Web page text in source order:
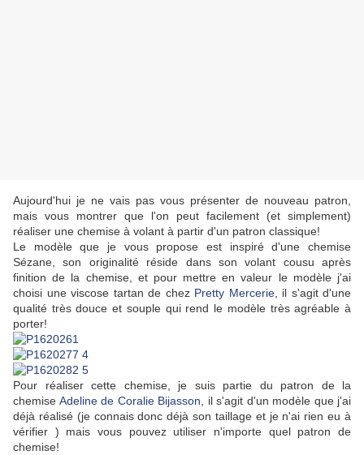
Aujourd'hui je ne vais pas vous présenter de nouveau patron,
mais vous montrer que l'on peut facilement (et simplement)
réaliser une chemise à volant à partir d'un patron classique!
Le modèle que je vous propose est inspiré d'une chemise
Sézane, son originalité réside dans son volant cousu après
finition de la chemise, et pour mettre en valeur le modèle j'ai
choisi une viscose tartan de chez Pretty Mercerie, il s'agit d'une
qualité très douce et souple qui rend le modèle très agréable à
porter!
Pour réaliser cette chemise, je suis partie du patron de la
chemise Adeline de Coralie Bijasson , il s'agit d'un modèle que j'ai
déjà réalisé (je connais donc déjà son taillage et je n'ai rien eu à
vérifier ) mais vous pouvez utiliser n'importe quel patron de
chemise!